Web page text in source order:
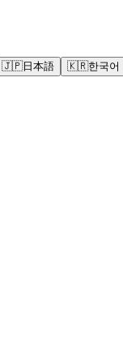
🇯🇵日本語 🇰🇷한국어